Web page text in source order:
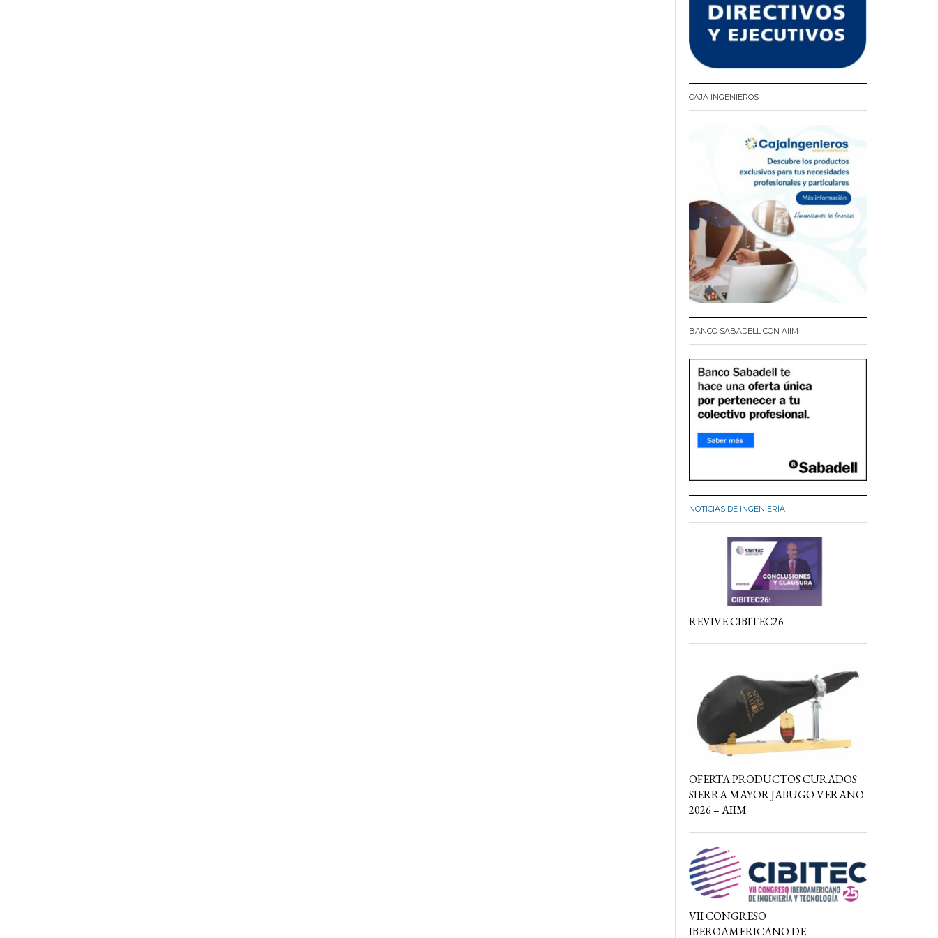
CAJA INGENIEROS
BANCO SABADELL CON AIIM
NOTICIAS DE INGENIERÍA
REVIVE CIBITEC26
OFERTA PRODUCTOS CURADOS
SIERRA MAYOR JABUGO VERANO
2026 – AIIM
VII CONGRESO
IBEROAMERICANO DE